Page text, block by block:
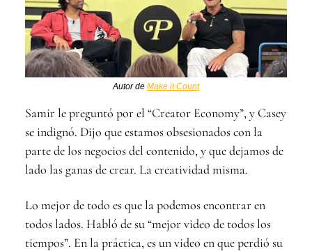
Autor de Make it Count
Samir le preguntó por el “Creator Economy”, y Casey
se indignó. Dijo que estamos obsesionados con la
parte de los negocios del contenido, y que dejamos de
lado las ganas de crear. La creatividad misma.
Lo mejor de todo es que la podemos encontrar en
todos lados. Habló de su “mejor video de todos los
tiempos”. En la práctica, es un video en que perdió su